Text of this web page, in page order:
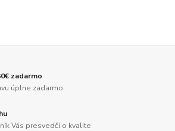
zadarmo
úplne zadarmo
Vás presvedčí o kvalite